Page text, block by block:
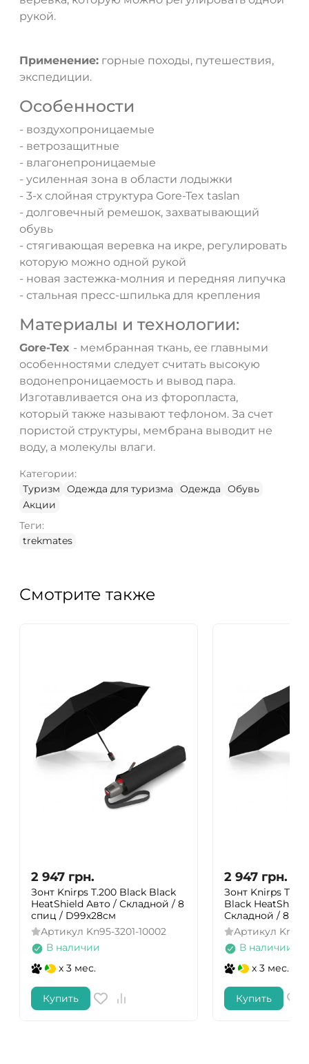
рукой.
Применение: горные походы, путешествия,
экспедиции.
Особенности
- воздухопроницаемые
- ветрозащитные
- влагонепроницаемые
- усиленная зона в области лодыжки
- 3-х слойная структура Gore-Tex taslan
- долговечный ремешок, захватывающий
обувь
- стягивающая веревка на икре, регулировать
которую можно одной рукой
- новая застежка-молния и передняя липучка
- стальная пресс-шпилька для крепления
Материалы и технологии:
Gore-Tex - мембранная ткань, ее главными
особенностями следует считать высокую
водонепроницаемость и вывод пара.
Изготавливается она из фторопласта,
который также называют тефлоном. За счет
пористой структуры, мембрана выводит не
воду, а молекулы влаги.
Категории:
Туризм
Одежда для туризма Одежда
Обувь
Акции
Теги:
trekmates
Смотрите также
2 947 грн.
Зонт Knirps T.200 Black Black
HeatShield Авто / Складной / 8
спиц / D99x28см
Артикул Kn95-3201-10002
В наличии
x 3 мес.
Купить
2 947 грн.
Зонт Knirps
Black
Складной / 8
Артикул
В наличии
x 3 мес.
Купить